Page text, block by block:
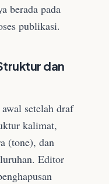
berada pada
publikasi.
dan
setelah draf
kalimat,
(tone), dan
Editor